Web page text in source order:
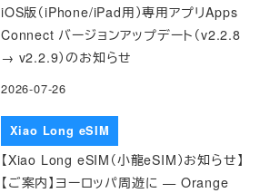
iOS版（iPhone/iPad用）専用アプリApps
Connect バージョンアップデート（v2.2.8
→ v2.2.9）のお知らせ
2026-07-26
Xiao Long eSIM
【Xiao Long eSIM（小龍eSIM）お知らせ】
【ご案内】ヨーロッパ周遊に — Orange